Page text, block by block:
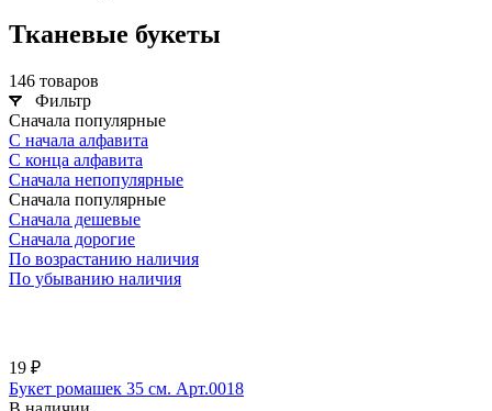
Тканевые букеты
146 товаров
Фильтр
Сначала популярные
С начала алфавита
С конца алфавита
Сначала непопулярные
Сначала популярные
Сначала дешевые
Сначала дорогие
По возрастанию наличия
По убыванию наличия
19 ₽
Букет ромашек 35 см. Арт.0018